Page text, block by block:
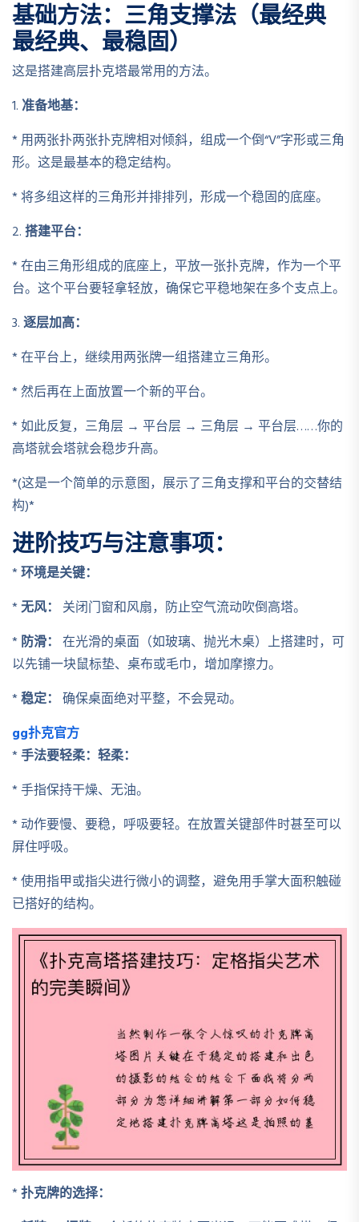
基础方法：三角支撑法（最经典
最经典、最稳固）
这是搭建高层扑克塔最常用的方法。
1.准备地基：
* 用两张扑两张扑克牌相对倾斜，组成一个倒“V”字形或三角
形。这是最基本的稳定结构。
* 将多组这样的三角形并排排列，形成一个稳固的底座。
2.搭建平台：
* 在由三角形组成的底座上，平放一张扑克牌，作为一个平
台。这个平台要轻拿轻放，确保它平稳地架在多个支点上。
3.逐层加高：
* 在平台上，继续用两张牌一组搭建立三角形。
* 然后再在上面放置一个新的平台。
* 如此反复，三角层 → 平台层 → 三角层 → 平台层……你的
高塔就会塔就会稳步升高。
*(这是一个简单的示意图，展示了三角支撑和平台的交替结
构)*
进阶技巧与注意事项：
*环境是关键：
*无风： 关闭门窗和风扇，防止空气流动吹倒高塔。
*防滑： 在光滑的桌面（如玻璃、抛光木桌）上搭建时，可
以先铺一块鼠标垫、桌布或毛巾，增加摩擦力。
*稳定： 确保桌面绝对平整，不会晃动。
gg扑克官方
*手法要轻柔：轻柔：
* 手指保持干燥、无油。
* 动作要慢、要稳，呼吸要轻。在放置关键部件时甚至可以
屏住呼吸。
* 使用指甲或指尖进行微小的调整，避免用手掌大面积触碰
已搭好的结构。
*扑克牌的选择：